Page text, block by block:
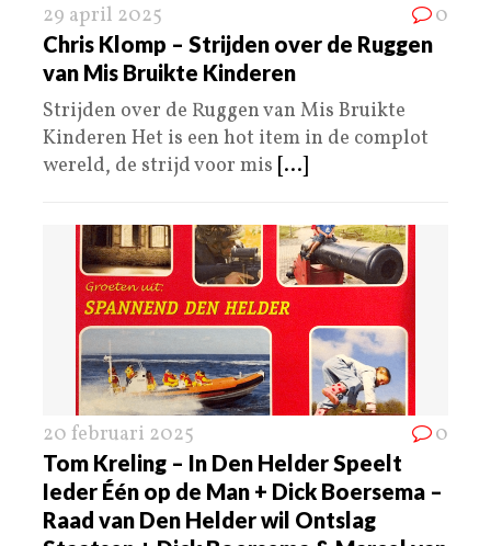
29 april 2025 0
Chris Klomp – Strijden over de Ruggen
van Mis Bruikte Kinderen
Strijden over de Ruggen van Mis Bruikte
Kinderen Het is een hot item in de complot
wereld, de strijd voor mis [...]
20 februari 2025 0
Tom Kreling – In Den Helder Speelt
Ieder Één op de Man + Dick Boersema –
Raad van Den Helder wil Ontslag